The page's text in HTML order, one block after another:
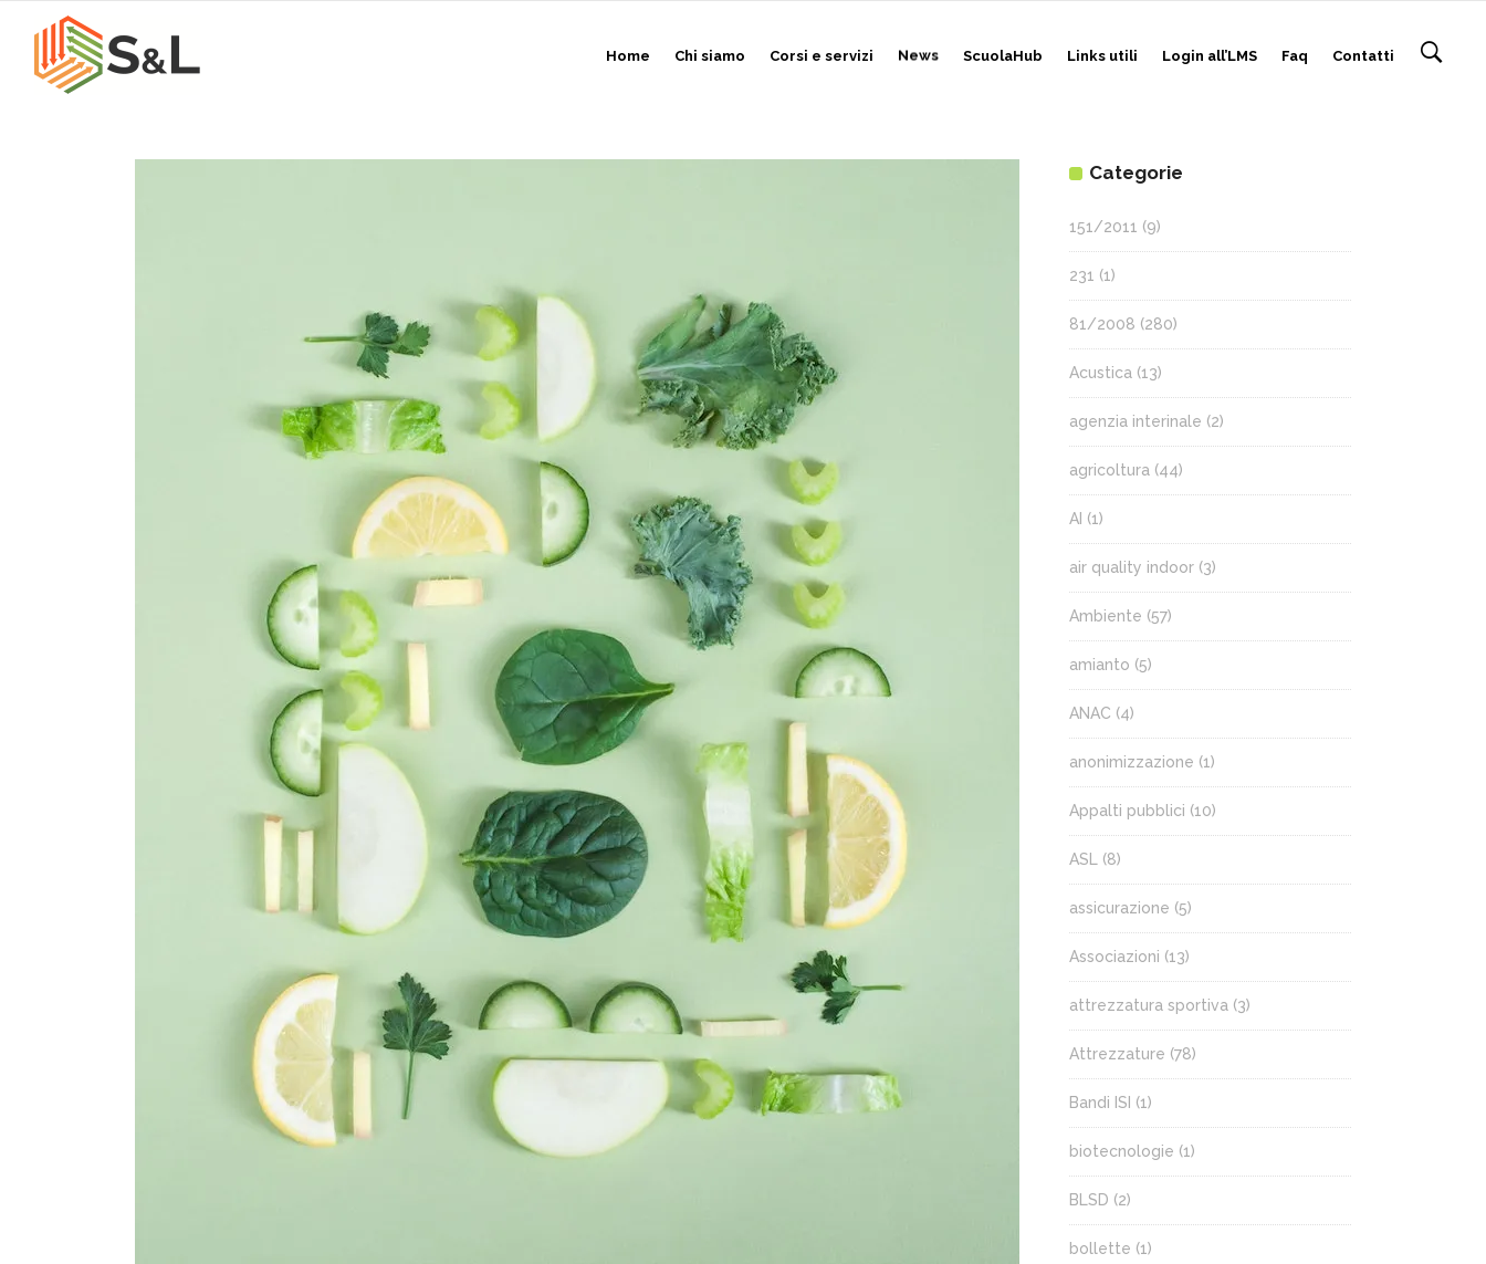
Home Chi siamo Corsi e servizi News ScuolaHub Links utili Login all’LMS Faq Contatti
Categorie
151/2011 (9)
231 (1)
81/2008 (280)
Acustica (13)
agenzia interinale (2)
agricoltura (44)
AI (1)
air quality indoor (3)
Ambiente (57)
amianto (5)
ANAC (4)
anonimizzazione (1)
Appalti pubblici (10)
ASL (8)
assicurazione (5)
Associazioni (13)
attrezzatura sportiva (3)
Attrezzature (78)
Bandi ISI (1)
biotecnologie (1)
BLSD (2)
bollette (1)